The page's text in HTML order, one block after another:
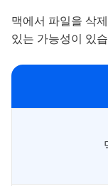
맥에서 파일을 삭
있는 가능성이 있